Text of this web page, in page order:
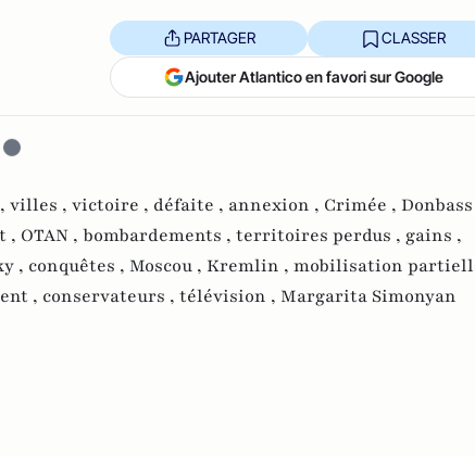
PARTAGER CLASSER
Ajouter Atlantico en favori sur Google
villes , victoire , défaite , annexion , Crimée ,
, OTAN , bombardements , territoires perdus , gains ,
, conquêtes , Moscou , Kremlin , mobilisation
, conservateurs , télévision , Margarita Simonyan